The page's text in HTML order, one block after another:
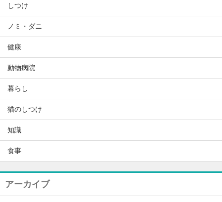
しつけ
ノミ・ダニ
健康
動物病院
暮らし
猫のしつけ
知識
食事
アーカイブ